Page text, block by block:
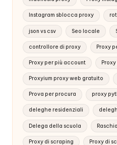
Instagram sblocca proxy
json vs csv Seo locale
controllore di proxy Proxy
Proxy per più account
Proxyium proxy web gratuito
Prova per procura proxy
deleghe residenziali
Delega della scuola
Proxy di scraping Proxy di